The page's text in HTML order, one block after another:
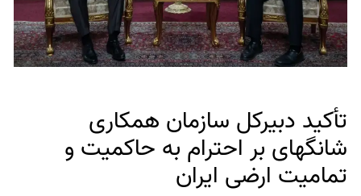
تأکید دبیرکل سازمان همکاری
شانگهای بر احترام به حاکمیت و
تمامیت ارضی ایران